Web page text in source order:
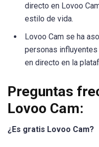
directo en Lovoo
estilo de vida.
Lovoo Cam se ha
personas
en directo en la
Preguntas
Lovoo Cam:
¿Es gratis Lovoo Cam?